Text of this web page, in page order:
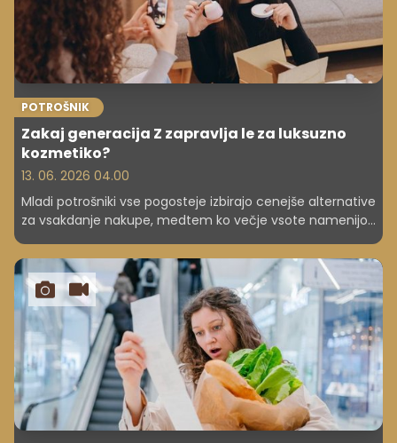
POTROŠNIK
Zakaj generacija Z zapravlja le za luksuzno
kozmetiko?
13. 06. 2026 04.00
Mladi potrošniki vse pogosteje izbirajo cenejše alternative
za vsakdanje nakupe, medtem ko večje vsote namenijo
trendov na družbenih omrežjih pametno optimizirajo svoj
mesečni osebni proračun.